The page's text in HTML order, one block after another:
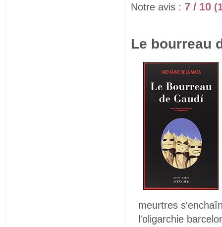
Notre avis : 7 / 10
Le bourreau
meurtres
l'oligarchie